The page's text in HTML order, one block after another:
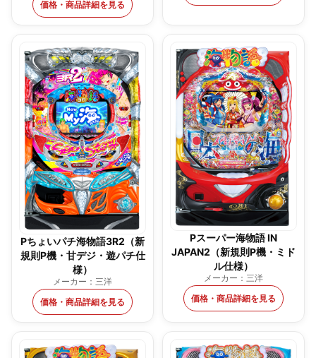
価格・商品詳細を見る
Pちょいパチ海物語3R2（新
規則P機・甘デジ・遊パチ仕
様）
メーカー：三洋
価格・商品詳細を見る
Pスーパー海物語 IN
JAPAN2（新規則P機・ミド
ル仕様）
メーカー：三洋
価格・商品詳細を見る